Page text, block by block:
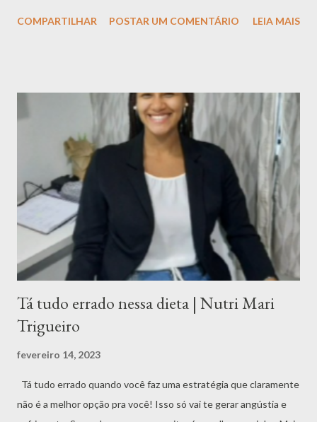
Lentilha - Grão de Bico Adicione um carboidrato: - Batatas -
gosto: - Pimenta do Reino - Açafrão - Alecrim - Orégano -
Páprica - Salsinha Capriche no preparo do molho: - Azeite com
Limão - Iogurte com Ervas - Mostarda e Mel - Molho Ceasar -
Molho Pesto - Vinagrete
COMPARTILHAR POSTAR UM COMENTÁRIO LEIA MAIS
Tá tudo errado nessa dieta | Nutri Mari
Trigueiro
fevereiro 14, 2023
Tá tudo errado quando você faz uma estratégia que claramente
não é a melhor opção pra você! Isso só vai te gerar angústia e